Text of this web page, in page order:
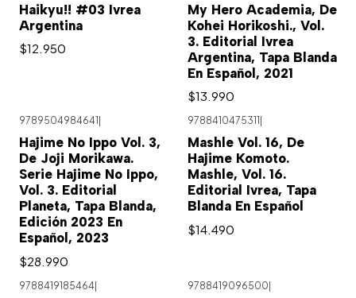
Haikyu!! #03 Ivrea
Argentina
$12.950
My Hero Academia, De
Kohei Horikoshi., Vol.
3. Editorial Ivrea
Argentina, Tapa Blanda
En Español, 2021
$13.990
9789504984641
Hajime No Ippo Vol. 3,
De Joji Morikawa.
Serie Hajime No Ippo,
Vol. 3. Editorial
Planeta, Tapa Blanda,
Edición 2023 En
Español, 2023
$28.990
9788410475311
Mashle Vol. 16, De
Hajime Komoto.
Mashle, Vol. 16.
Editorial Ivrea, Tapa
Blanda En Español
$14.490
9788419185464| 9788419096500|